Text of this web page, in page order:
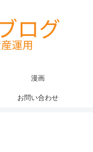
漫画
お問い合わせ